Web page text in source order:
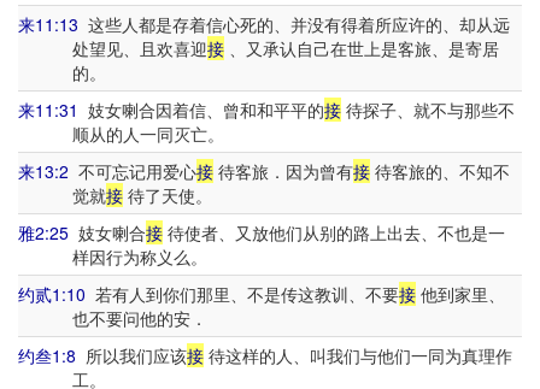
来11:13 这些人都是存着信心死的、并没有得着所应许的、却从远
处望见、且欢喜迎接、又承认自己在世上是客旅、是寄居
的。
来11:31 妓女喇合因着信、曾和和平平的接 待探子、就不与那些不
顺从的人一同灭亡。
来13:2 不可忘记用爱心接 待客旅．因为曾有接 待客旅的、不知不
觉就接待了天使。
雅2:25 妓女喇合接 待使者、又放他们从别的路上出去、不也是一
样因行为称义么。
约贰1:10 若有人到你们那里、不是传这教训、不要接 他到家里、
也不要问他的安．
约叁1:8 所以我们应该接 待这样的人、叫我们与他们一同为真理作
工。